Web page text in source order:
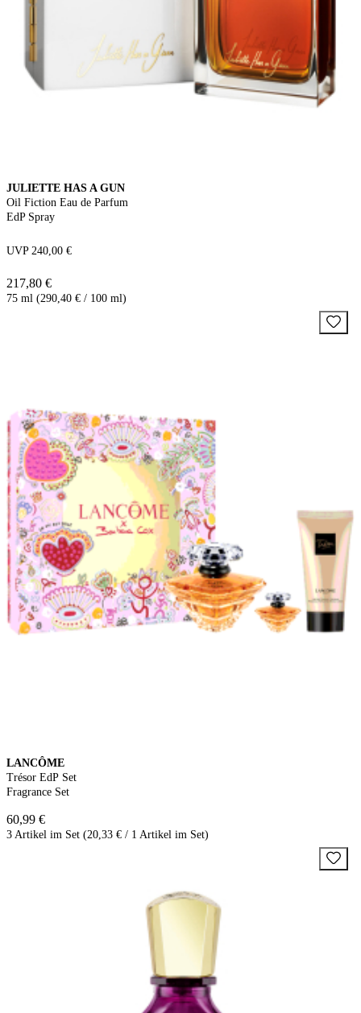
JULIETTE HAS A GUN
Oil Fiction Eau de Parfum
EdP Spray
UVP 240,00 €
217,80 €
75 ml (290,40 € / 100 ml)
LANCÔME
Trésor EdP Set
Fragrance Set
60,99 €
3 Artikel im Set (20,33 € / 1 Artikel im Set)